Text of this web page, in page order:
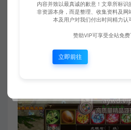
内容并致以最真诚的歉意！文章所标识
非资源本身，而是整理、收集资料及网
本及用户对我们付出时间精力认
赞助VIP可享受全站免费
立即前往